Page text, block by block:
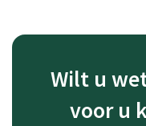
Wilt u
voor u